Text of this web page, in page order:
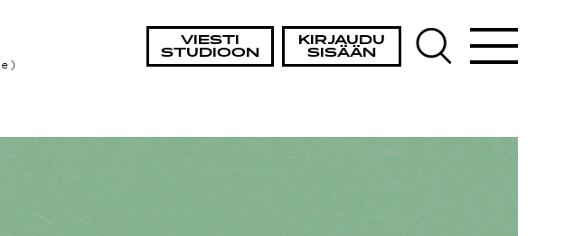
VIESTI
STUDIOON
KIRJAUDU
SISÄÄN